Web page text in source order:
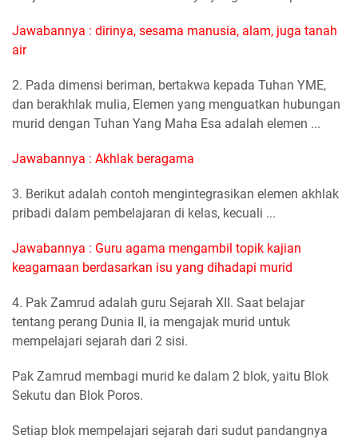
Jawabannya : dirinya, sesama manusia, alam, juga tanah
air
2. Pada dimensi beriman, bertakwa kepada Tuhan YME,
dan berakhlak mulia, Elemen yang menguatkan hubungan
murid dengan Tuhan Yang Maha Esa adalah elemen ...
Jawabannya : Akhlak beragama
3. Berikut adalah contoh mengintegrasikan elemen akhlak
pribadi dalam pembelajaran di kelas, kecuali ...
Jawabannya : Guru agama mengambil topik kajian
keagamaan berdasarkan isu yang dihadapi murid
4. Pak Zamrud adalah guru Sejarah XII. Saat belajar
tentang perang Dunia II, ia mengajak murid untuk
mempelajari sejarah dari 2 sisi.
Pak Zamrud membagi murid ke dalam 2 blok, yaitu Blok
Sekutu dan Blok Poros.
Setiap blok mempelajari sejarah dari sudut pandangnya